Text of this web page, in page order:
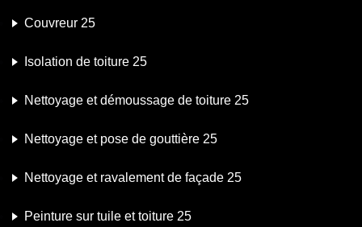
Couvreur 25
Isolation de toiture 25
Nettoyage et démoussage de toiture 25
Nettoyage et pose de gouttière 25
Nettoyage et ravalement de façade 25
Peinture sur tuile et toiture 25